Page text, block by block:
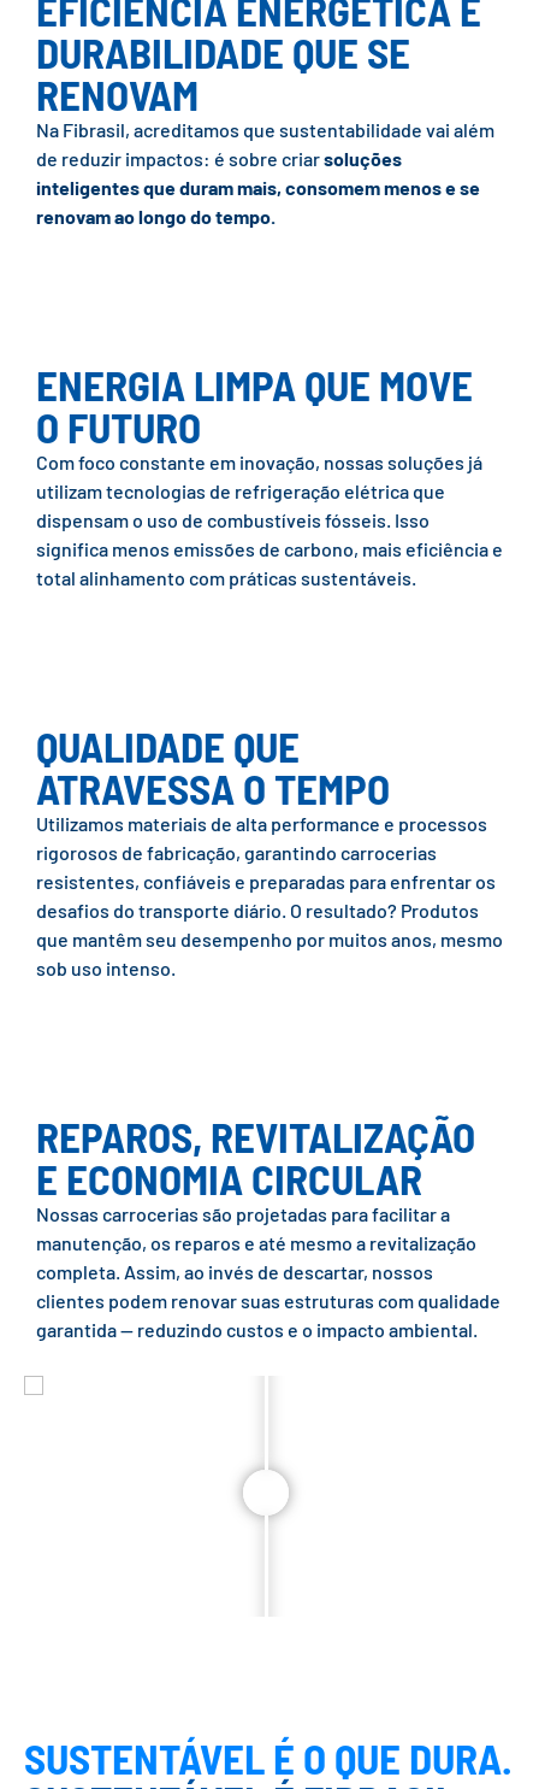
DURABILIDADE QUE SE
RENOVAM
Na Fibrasil, acreditamos que sustentabilidade vai além
de reduzir impactos: é sobre criarsoluções
inteligentes que duram mais, consomem menos e se
renovam ao longo do tempo.
ENERGIA LIMPA QUE MOVE
O FUTURO
Com foco constante em inovação, nossas soluções já
utilizam tecnologias de refrigeração elétrica que
dispensam o uso de combustíveis fósseis. Isso
significa menos emissões de carbono, mais eficiência e
total alinhamento com práticas sustentáveis.
QUALIDADE QUE
ATRAVESSA O TEMPO
Utilizamos materiais de alta performance e processos
rigorosos de fabricação, garantindo carrocerias
resistentes, confiáveis e preparadas para enfrentar os
desafios do transporte diário. O resultado? Produtos
que mantêm seu desempenho por muitos anos, mesmo
sob uso intenso.
REPAROS, REVITALIZAÇÃO
E ECONOMIA CIRCULAR
Nossas carrocerias são projetadas para facilitar a
manutenção, os reparos e até mesmo a revitalização
completa. Assim, ao invés de descartar, nossos
clientes podem renovar suas estruturas com qualidade
garantida — reduzindo custos e o impacto ambiental.
SUSTENTÁVEL É O QUE DURA.